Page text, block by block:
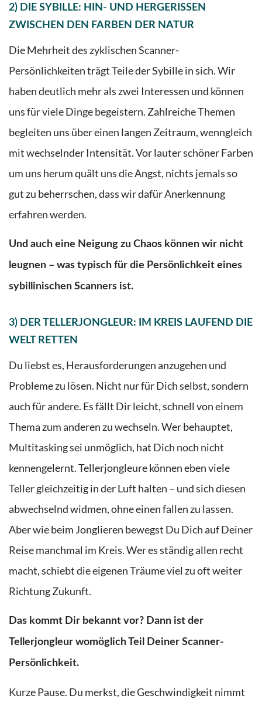
2) DIE SYBILLE: HIN- UND HERGERISSEN
ZWISCHEN DEN FARBEN DER NATUR
Die Mehrheit des zyklischen Scanner-
Persönlichkeiten trägt Teile der Sybille in sich. Wir
haben deutlich mehr als zwei Interessen und können
uns für viele Dinge begeistern. Zahlreiche Themen
begleiten uns über einen langen Zeitraum, wenngleich
mit wechselnder Intensität. Vor lauter schöner Farben
um uns herum quält uns die Angst, nichts jemals so
gut zu beherrschen, dass wir dafür Anerkennung
erfahren werden.
Und auch eine Neigung zu Chaos können wir nicht
leugnen – was typisch für die Persönlichkeit eines
sybillinischen Scanners ist.
3) DER TELLERJONGLEUR: IM KREIS LAUFEND DIE
WELT RETTEN
Du liebst es, Herausforderungen anzugehen und
Probleme zu lösen. Nicht nur für Dich selbst, sondern
auch für andere. Es fällt Dir leicht, schnell von einem
Thema zum anderen zu wechseln. Wer behauptet,
Multitasking sei unmöglich, hat Dich noch nicht
kennengelernt. Tellerjongleure können eben viele
Teller gleichzeitig in der Luft halten – und sich diesen
abwechselnd widmen, ohne einen fallen zu lassen.
Aber wie beim Jonglieren bewegst Du Dich auf Deiner
Reise manchmal im Kreis. Wer es ständig allen recht
macht, schiebt die eigenen Träume viel zu oft weiter
Richtung Zukunft.
Das kommt Dir bekannt vor? Dann ist der
Tellerjongleur womöglich Teil Deiner Scanner-
Persönlichkeit.
Kurze Pause. Du merkst, die Geschwindigkeit nimmt